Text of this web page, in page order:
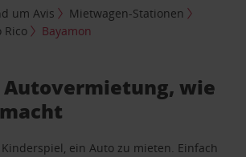
um Avis
Mietwagen-Stationen
Rico Bayamon
Autovermietung, wie
ein Auto zu mieten. Einfach